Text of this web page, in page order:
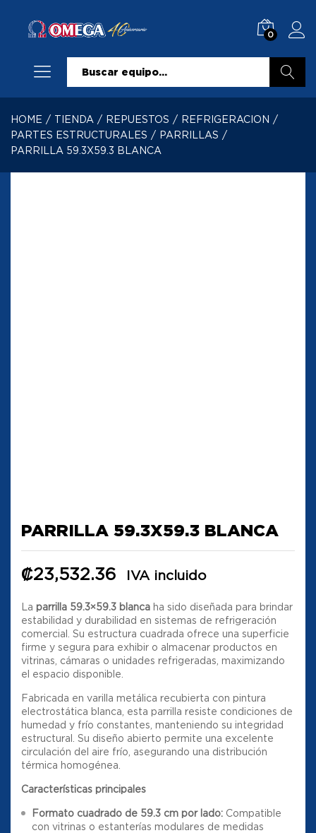
0
HOME / TIENDA / REPUESTOS / REFRIGERACION /
PARTES ESTRUCTURALES / PARRILLAS /
PARRILLA 59.3X59.3 BLANCA
PARRILLA 59.3X59.3 BLANCA
₡23,532.36 IVA incluido
La parrilla 59.3×59.3 blanca ha sido diseñada para brindar
estabilidad y durabilidad en sistemas de refrigeración
comercial. Su estructura cuadrada ofrece una superficie
firme y segura para exhibir o almacenar productos en
vitrinas, cámaras o unidades refrigeradas, maximizando
el espacio disponible.
Fabricada en varilla metálica recubierta con pintura
electrostática blanca, esta parrilla resiste condiciones de
humedad y frío constantes, manteniendo su integridad
estructural. Su diseño abierto permite una excelente
circulación del aire frío, asegurando una distribución
térmica homogénea.
Características principales
Formato cuadrado de 59.3 cm por lado: Compatible
con vitrinas o estanterías modulares de medidas